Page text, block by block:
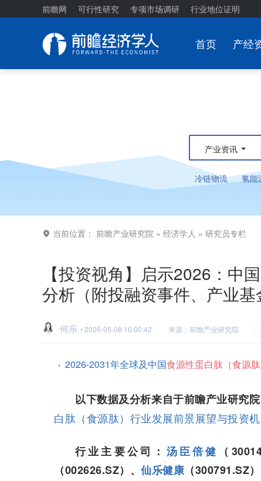
前瞻网 可行性研究 专项市场调研 行业地位证明
首页 产经
产业资讯
冷链物流 氢能
当前位置： 前瞻产业研究院 » 经济学人 » 研究员专栏
【投资视角】启示2026：中
分析（附投融资事件、产业基
何乐 • 2026-05-08 16:00:42 来源：前瞻产业研究院
2026-2031年全球及中国食源性蛋白肽（食源肽
以下数据及分析来自于前瞻产业研究
白肽（食源肽）行业发展前景展望与投资
行业主要公司： 汤臣倍健 （
（002626.SZ）、 仙乐健康（300791.SZ）